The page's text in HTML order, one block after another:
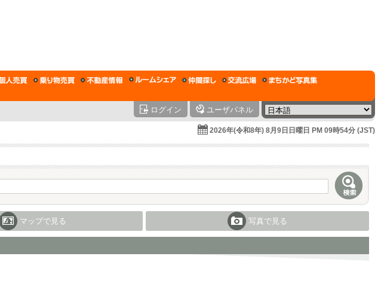
ログイン ユーザパネル
2026年(令和8年) 8月9日日曜日 PM 09時54分 (JST)
マップで見る 写真で見る